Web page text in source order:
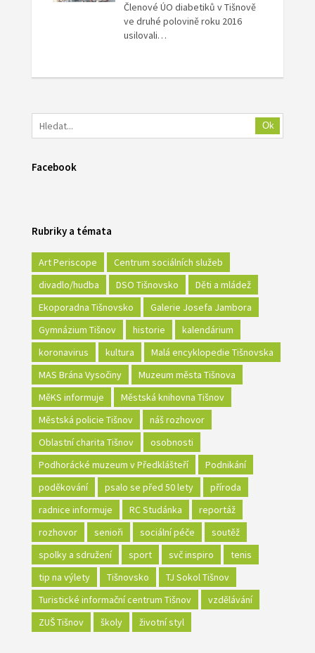
Členové ÚO diabetiků v Tišnově
ve druhé polovině roku 2016
usilovali…
Ok
Facebook
Rubriky a témata
Art Periscope
Centrum sociálních služeb
divadlo/hudba
DSO Tišnovsko
Děti a mládež
Ekoporadna Tišnovsko
Galerie Josefa Jambora
Gymnázium Tišnov
historie
kalendárium
koronavirus
kultura
Malá encyklopedie Tišnovska
MAS Brána Vysočiny
Muzeum města Tišnova
MěKS informuje
Městská knihovna Tišnov
Městská policie Tišnov
náš rozhovor
Oblastní charita Tišnov
osobnosti
Podhorácké muzeum v Předklášteří
Podnikání
poděkování
psalo se před 50 lety
příroda
radnice informuje
RC Studánka
reportáž
rozhovor
senioři sociální péče
soutěž
spolky a sdružení
sport svč inspiro
tenis
tip na výlety
Tišnovsko
TJ Sokol Tišnov
Turistické informační centrum Tišnov
vzdělávání
ZUŠ Tišnov
školy životní styl